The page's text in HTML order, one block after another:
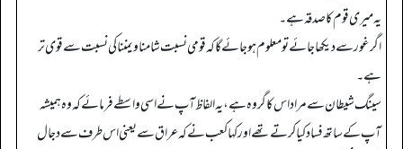
یہ میری قوم کا صدقہ ہے۔
اگر غور سے دیکھا جائے تو معلوم ہو جائے گا کہ قومی نسبت شامنا و یمننا کی نسبت سے قوی تر
ہے۔
سینگ شیطان سے مراد اس کا گروہ ہے، یہ الفاظ آپ نے اسی واسطے فرمائے کہ وہ ہمیشہ
آپ کے ساتھ فساد کیا کرتے تھے اور کہا کعب نے کہ عراق سے یعنی اس طرف سے دجال